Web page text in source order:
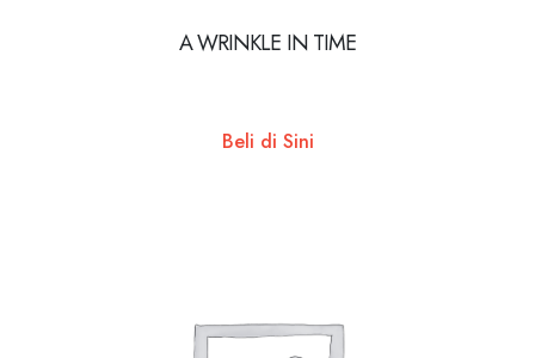
A WRINKLE IN TIME
Beli di Sini